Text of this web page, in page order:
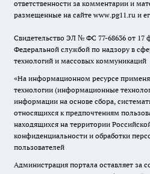
ответственности за комментарии и
размещенные на сайте www.pg11.ru и
Свидетельство ЭЛ № ФС 77-68636 от 17
Федеральной службой по надзору в
технологий и массовых коммуникаций
«На информационном ресурсе
технологии (информационные
информации на основе сбора,
относящихся к предпочтениям
находящихся на территории
конфиденциальности и обработки
пользователей
Администрация портала оставляет за